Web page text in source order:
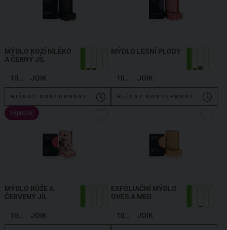
MÝDLO KOZÍ MLÉKO
A ČERNÝ JÍL
JOIK
HLÍDAT DOSTUPNOST
MÝDLO LESNÍ PLODY
JOIK
HLÍDAT DOSTUPNOST
Výprodej
MÝDLO RŮŽE A
ČERVENÝ JÍL
JOIK
EXFOLIAČNÍ MÝDLO
OVES A MED
JOIK